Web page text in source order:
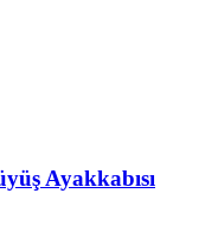
Ayakkabısı